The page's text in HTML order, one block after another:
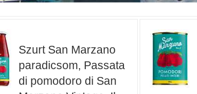
Szurt San Marzano
paradicsom, Passata
di pomodoro di San